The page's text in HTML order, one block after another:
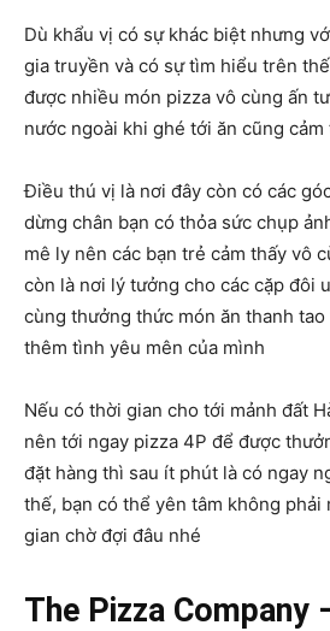
Dù khẩu vị có sự khác biệt nhưng
gia truyền và có sự tìm hiểu trên
được nhiều món pizza vô cùng ấn
nước ngoài khi ghé tới ăn cũng
Điều thú vị là nơi đây còn có các
dừng chân bạn có thỏa sức chụp
mê ly nên các bạn trẻ cảm thấy vô
còn là nơi lý tưởng cho các cặp đôi
cùng thưởng thức món ăn thanh
thêm tình yêu mên của mình
Nếu có thời gian cho tới mảnh đất
nên tới ngay pizza 4P để được
đặt hàng thì sau ít phút là có ngay
thế, bạn có thể yên tâm không phải
gian chờ đợi đâu nhé
The Pizza Company